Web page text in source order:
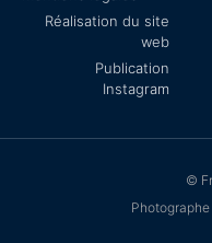
Réalisation du site
web
Publication
Instagram
©